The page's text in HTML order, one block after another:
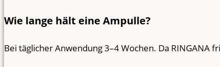
Wie lange hält eine Ampulle?
Bei täglicher Anwendung 3–4 Wochen. Da